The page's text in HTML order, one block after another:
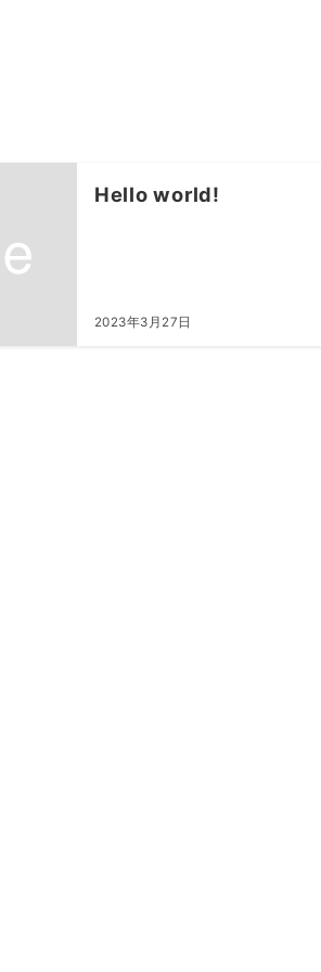
Hello world!
2023年3月27日